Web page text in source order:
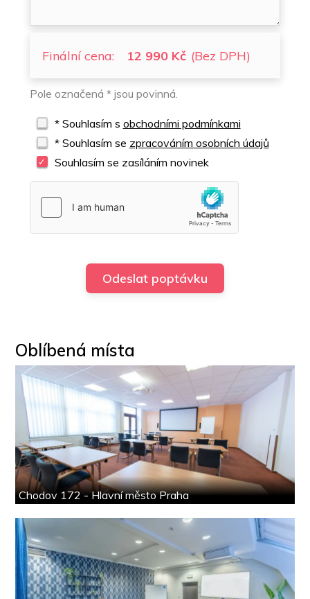
Finální cena: 12 990 Kč (Bez DPH)
Pole označená * jsou povinná.
* Souhlasím s obchodními podmínkami
* Souhlasím se zpracováním osobních údajů
Souhlasím se zasíláním novinek
Oblíbená místa
Chodov 172 - Hlavní město Praha